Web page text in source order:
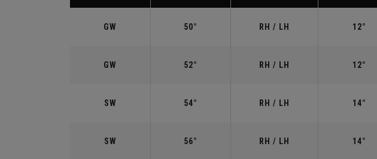
GW 50° RH / LH 12°
GW 52° RH / LH 12°
SW 54° RH / LH 14°
SW 56° RH / LH 14°